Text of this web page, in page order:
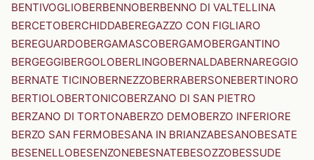
BENTIVOGLIOBERBENNOBERBENNO DI VALTELLINA
BERCETOBERCHIDDABEREGAZZO CON FIGLIARO
BEREGUARDOBERGAMASCOBERGAMOBERGANTINO
BERGEGGIBERGOLOBERLINGOBERNALDABERNAREGGIO
BERNATE TICINOBERNEZZOBERRABERSONEBERTINORO
BERTIOLOBERTONICOBERZANO DI SAN PIETRO
BERZANO DI TORTONABERZO DEMOBERZO INFERIORE
BERZO SAN FERMOBESANA IN BRIANZABESANOBESATE
BESENELLOBESENZONEBESNATEBESOZZOBESSUDE